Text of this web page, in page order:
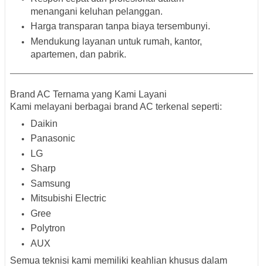
menangani keluhan pelanggan.
Harga transparan tanpa biaya tersembunyi.
Mendukung layanan untuk rumah, kantor,
apartemen, dan pabrik.
Brand AC Ternama yang Kami Layani
Kami melayani berbagai brand AC terkenal seperti:
Daikin
Panasonic
LG
Sharp
Samsung
Mitsubishi Electric
Gree
Polytron
AUX
Semua teknisi kami memiliki keahlian khusus dalam